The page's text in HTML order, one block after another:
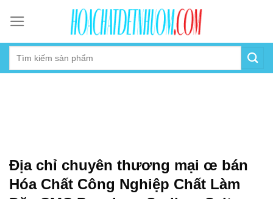
content
Địa chỉ chuyên thương mại œ bán
Hóa Chất Công Nghiệp Chất Làm